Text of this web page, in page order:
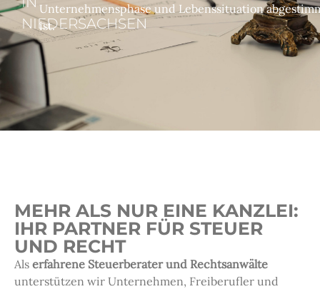
NIEDERSACHSEN
Unternehmensphase und Lebenssituation
ist.
MEHR ALS NUR EINE KANZLEI:
IHR PARTNER FÜR STEUER
UND RECHT
Als erfahrene Steuerberater und Rechtsanwälte
unterstützen wir Unternehmen, Freiberufler und